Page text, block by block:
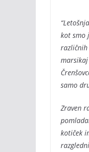
kot smo
različnih
marsikaj
samo
Zraven
kotiček